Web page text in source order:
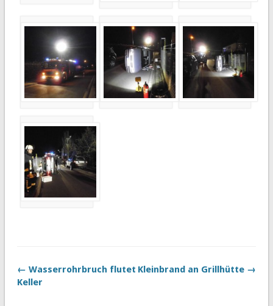
← Wasserrohrbruch flutet
Keller
Kleinbrand an Grillhütte →